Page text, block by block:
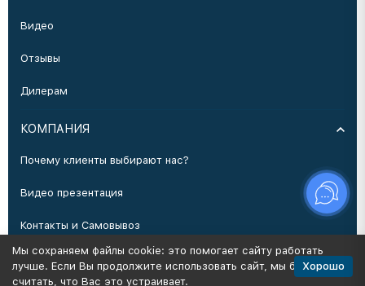
Видео
Отзывы
Дилерам
КОМПАНИЯ
Почему клиенты выбирают нас?
Видео презентация
Контакты и Самовывоз
Производство
Мы сохраняем файлы cookie: это помогает сайту работать
лучше. Если Вы продолжите использовать сайт, мы будем
считать, что Вас это устраивает.
Хорошо